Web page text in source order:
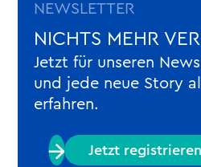
NEWSLETTER
NICHTS MEHR
Jetzt für unseren
und jede neue Story
erfahren.
Jetzt registrieren